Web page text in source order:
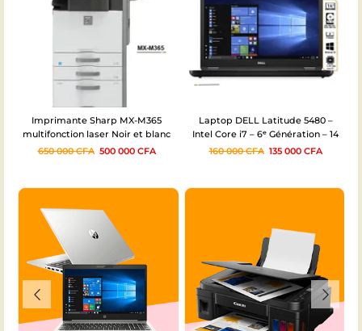
Imprimante Sharp MX-M365
multifonction laser Noir et blanc
A3 Occasion – 03 mois
650 000CFA 500 000 CFA
Laptop DELL Latitude 5480 –
Intel Core i7 – 6ᵉ Génération – 14
pouces – 500/8GB – 06mois
160 000CFA 135 000 CFA